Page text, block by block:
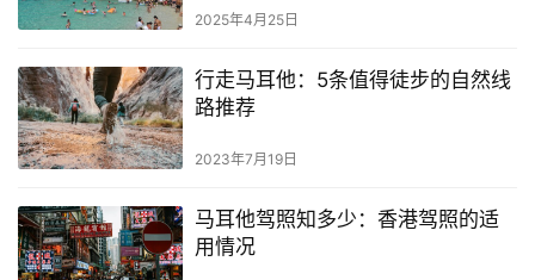
2025年4月25日
行走马耳他：5条值得徒步的自然线
路推荐
2023年7月19日
马耳他驾照知多少：香港驾照的适
用情况